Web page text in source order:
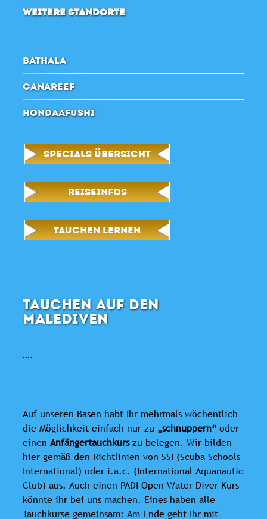
WEITERE STANDORTE
BATHALA
CANAREEF
HONDAAFUSHI
SPECIALS ÜBERSICHT
REISEINFOS
TAUCHEN LERNEN
TAUCHEN AUF DEN
MALEDIVEN
….
Auf unseren Basen habt Ihr mehrmals wöchentlich
die Möglichkeit einfach nur zu „schnuppern“ oder
einen Anfängertauchkurszu belegen. Wir bilden
hier gemäß den Richtlinien von SSI (Scuba Schools
International) oder i.a.c. (International Aquanautic
Club) aus. Auch einen PADI Open Water Diver Kurs
könnte ihr bei uns machen. Eines haben alle
Tauchkurse gemeinsam: Am Ende geht Ihr mit